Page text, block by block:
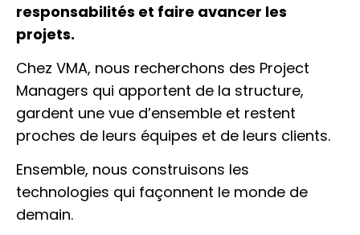
responsabilités et faire avancer les
projets.
Chez VMA, nous recherchons des Project
Managers qui apportent de la structure,
gardent une vue d’ensemble et restent
proches de leurs équipes et de leurs clients.
Ensemble, nous construisons les
technologies qui façonnent le monde de
demain.